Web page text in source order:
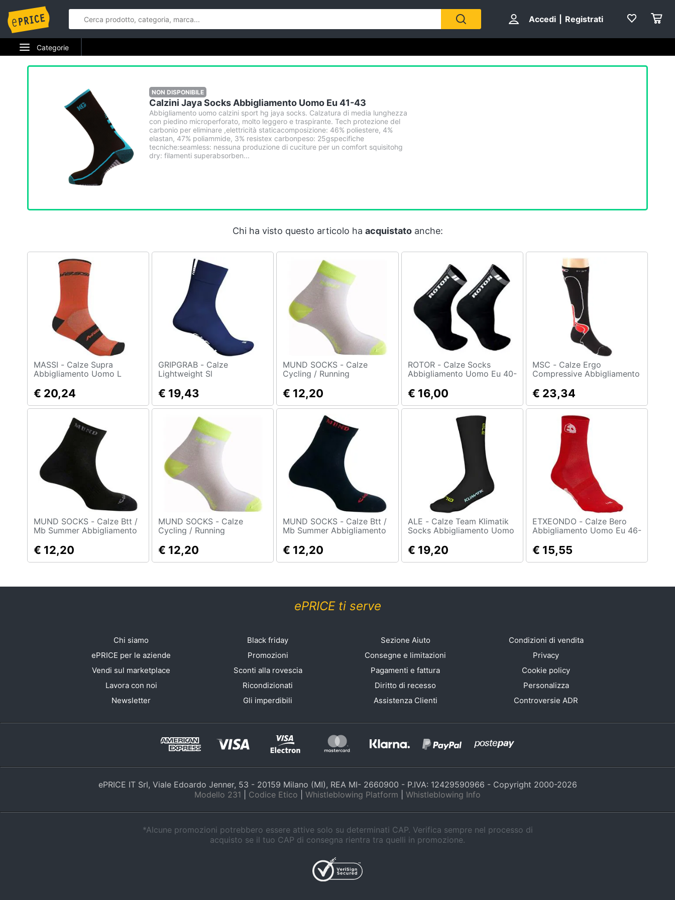
Accedi Registrati
Categorie
Elettrodomestici
Telefonia
Tv e Home Cinema
Videogiochi
Brico e Giardinaggio
Salute e igiene
Beauty
Giocattoli
Prima infanzia
Casalinghi
Abbigliamento
Sport
Animali
Libri, cd e dvd
Promozioni
NON DISPONIBILE
Calzini Jaya Socks Abbigliamento Uomo Eu 41-43
Abbigliamento uomo calzini sport hg jaya socks. Calzatura di media lunghezza
con piedino microperforato, molto leggero e traspirante. Tech protezione del
carbonio per eliminare ,elettricità staticacomposizione: 46% poliestere, 4%
elastan, 47% poliammide, 3% resistex carbonpeso: 25gspecifiche
tecniche:seamless: nessuna produzione di cuciture per un comfort squisitohg
dry: filamenti superabsorben...
Chi ha visto questo articolo ha acquistatoanche:
MASSI - Calze Supra
Abbigliamento Uomo L
€ 20,24
GRIPGRAB - Calze
Lightweight Sl
€ 19,43
MUND SOCKS - Calze
Cycling / Running
37
€ 12,20
ROTOR - Calze Socks
Abbigliamento Uomo Eu 40-
€ 16,00
MSC - Calze Ergo
Compressive Abbigliamento
€ 23,34
MUND SOCKS - Calze Btt /
Mb Summer Abbigliamento
€ 12,20
MUND SOCKS - Calze
Cycling / Running
49
€ 12,20
MUND SOCKS - Calze Btt /
Mb Summer Abbigliamento
€ 12,20
ALE - Calze Team Klimatik
Socks Abbigliamento Uomo
€ 19,20
ETXEONDO - Calze Bero
Abbigliamento Uomo Eu 46-
€ 15,55
ePRICE ti serve
Chi siamo
ePRICE per le aziende
Vendi sul marketplace
Lavora con noi
Newsletter
Black friday
Promozioni
Sconti alla rovescia
Ricondizionati
Gli imperdibili
Sezione Aiuto
Consegne e limitazioni
Pagamenti e fattura
Diritto di recesso
Assistenza Clienti
Condizioni di vendita
Privacy
Cookie policy
Personalizza
Controversie ADR
ePRICE IT Srl, Viale Edoardo Jenner, 53 - 20159 Milano (MI), REA MI- 2660900 - P.IVA: 12429590966 - Copyright 2000-2026
Modello 231
Codice Etico Whistleblowing Platform Whistleblowing Info
*Alcune promozioni potrebbero essere attive solo su determinati CAP. Verifica sempre nel processo di
acquisto se il tuo CAP di consegna rientra tra quelli in promozione.